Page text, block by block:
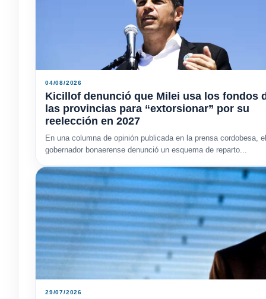
04/08/2026
Kicillof denunció que Milei usa los fondos
las provincias para “extorsionar” por su
reelección en 2027
En una columna de opinión publicada en la prensa cordobesa, el
gobernador bonaerense denunció un esquema de reparto...
29/07/2026